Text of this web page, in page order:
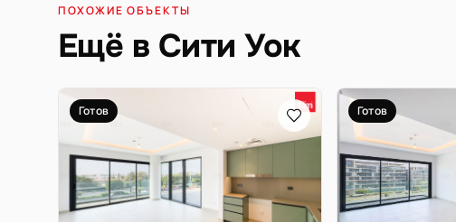
ПОХОЖИЕ ОБЪЕКТЫ
Ещё в Сити Уок
Готов Готов